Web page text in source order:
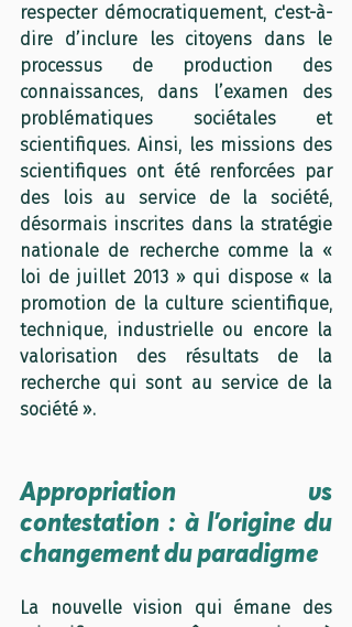
respecter démocratiquement, c'est-à-
dire d’inclure les citoyens dans le
processus de production des
connaissances, dans l’examen des
problématiques sociétales et
scientifiques. Ainsi, les missions des
scientifiques ont été renforcées par
des lois au service de la société,
désormais inscrites dans la stratégie
nationale de recherche comme la «
loi de juillet 2013 » qui dispose « la
promotion de la culture scientifique,
technique, industrielle ou encore la
valorisation des résultats de la
recherche qui sont au service de la
société ».
Appropriation vs
contestation : à l’origine du
changement du paradigme
La nouvelle vision qui émane des